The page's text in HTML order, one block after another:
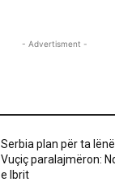
- Advertisment -
Serbia plan për ta
Vuçiç paralajmëron:
e Ibrit